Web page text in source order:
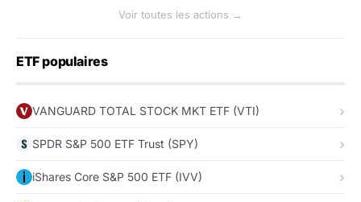
Voir toutes les actions →
ETF populaires
VANGUARD TOTAL STOCK MKT ETF (VTI)
SPDR S&P 500 ETF Trust (SPY)
iShares Core S&P 500 ETF (IVV)